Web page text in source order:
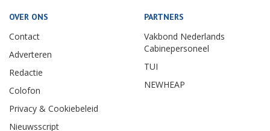
OVER ONS
Contact
Adverteren
Redactie
Colofon
Privacy & Cookiebeleid
Nieuwsscript
PARTNERS
Vakbond Nederlands
Cabinepersoneel
TUI
NEWHEAP